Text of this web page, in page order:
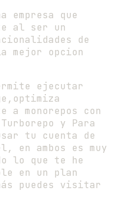
empresa que
al ser un
de
mejor opcion
ejecutar
a monorepos con
y Para
tu cuenta de
en ambos es muy
lo que te he
en un plan
puedes visitar